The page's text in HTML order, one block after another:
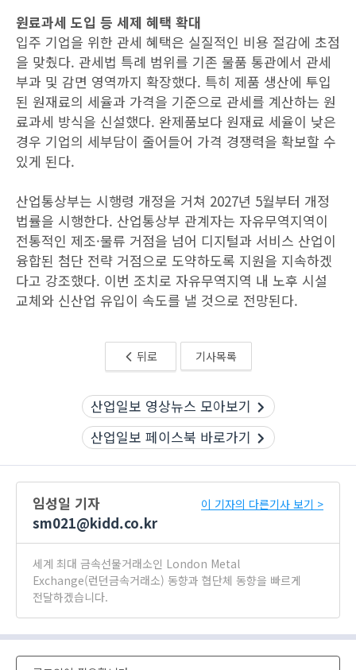
원료과세 도입 등 세제 혜택 확대
입주 기업을 위한 관세 혜택은 실질적인 비용 절감에 초점
을 맞췄다. 관세법 특례 범위를 기존 물품 통관에서 관세
부과 및 감면 영역까지 확장했다. 특히 제품 생산에 투입
된 원재료의 세율과 가격을 기준으로 관세를 계산하는 원
료과세 방식을 신설했다. 완제품보다 원재료 세율이 낮은
경우 기업의 세부담이 줄어들어 가격 경쟁력을 확보할 수
있게 된다.
산업통상부는 시행령 개정을 거쳐 2027년 5월부터 개정
법률을 시행한다. 산업통상부 관계자는 자유무역지역이
전통적인 제조·물류 거점을 넘어 디지털과 서비스 산업이
융합된 첨단 전략 거점으로 도약하도록 지원을 지속하겠
다고 강조했다. 이번 조치로 자유무역지역 내 노후 시설
교체와 신산업 유입이 속도를 낼 것으로 전망된다.
뒤로 기사목록
산업일보 영상뉴스 모아보기
산업일보 페이스북 바로가기
임성일 기자
sm021@kidd.co.kr
이 기자의 다른기사 보기 >
세계 최대 금속선물거래소인 London Metal
Exchange(런던금속거래소) 동향과 협단체 동향을 빠르게
전달하겠습니다.